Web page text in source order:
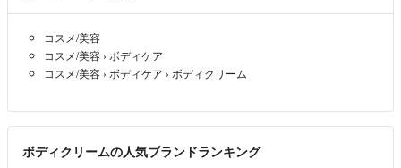
コスメ/美容
コスメ/美容 › ボディケア
コスメ/美容 › ボディケア › ボディクリーム
ボディクリームの人気ブランドランキング